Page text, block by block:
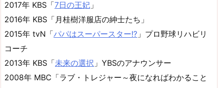
2017年 KBS「7日の王妃 」
2016年 KBS「月桂樹洋服店の紳士たち」
2015年 tvN「パパはスーパースター!? 」プロ野球リハビリ
コーチ
2013年 KBS「未来の選択 」YBSのアナウンサー
2008年 MBC「ラブ・トレジャー～夜になればわかること